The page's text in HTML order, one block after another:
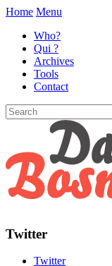
Home Menu
Who?
Qui ?
Archives
Tools
Contact
Twitter
Twitter